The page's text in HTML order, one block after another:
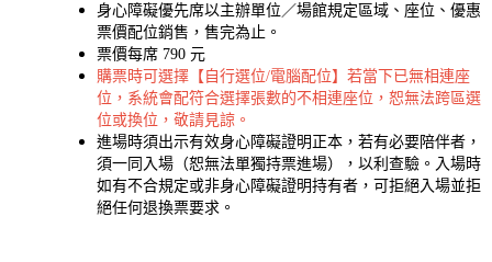
身心障礙優先席以主辦單位／場館規定區域、座位、優惠
票價配位銷售，售完為止。
票價每席 790 元
購票時可選擇【自行選位/電腦配位】若當下已無相連座
位，系統會配符合選擇張數的不相連座位，恕無法跨區選
位或換位，敬請見諒。
進場時須出示有效身心障礙證明正本，若有必要陪伴者，
須一同入場（恕無法單獨持票進場），以利查驗。入場時
如有不合規定或非身心障礙證明持有者，可拒絕入場並拒
絕任何退換票要求。